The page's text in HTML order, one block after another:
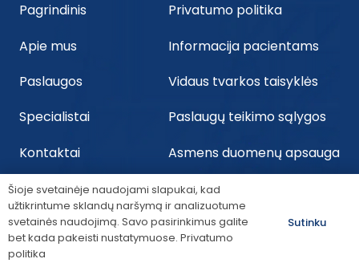
Pagrindinis
Apie mus
Paslaugos
Specialistai
Kontaktai
Privatumo politika
Informacija pacientams
Vidaus tvarkos taisyklės
Paslaugų teikimo sąlygos
Asmens duomenų apsauga
©2025 Odontologijos
centras „LELA”
Sukurta Veroframe
Šioje svetainėje naudojami slapukai, kad
užtikrintume sklandų naršymą ir analizuotume
svetainės naudojimą. Savo pasirinkimus galite
bet kada pakeisti nustatymuose. Privatumo
politika
Sutinku